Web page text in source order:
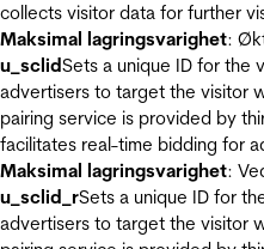
collects visitor data for further
Maksimal lagringsvarighet:
u_sclidSets a unique ID for the
advertisers to target the visitor
pairing service is provided by
facilitates real-time bidding for
Maksimal lagringsvarighet:
u_sclid_rSets a unique ID for
advertisers to target the visitor